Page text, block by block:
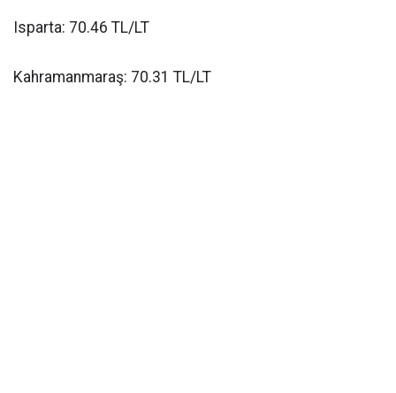
Isparta: 70.46 TL/LT
Kahramanmaraş: 70.31 TL/LT